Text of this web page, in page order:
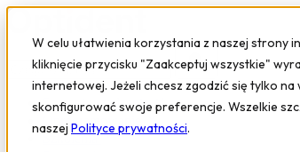
W celu ułatwienia korzystania z naszej strony
kliknięcie przycisku "Zaakceptuj wszystkie"
internetowej. Jeżeli chcesz zgodzić się tylko
skonfigurować swoje preferencje. Wszelkie
naszej Polityce prywatności.
Sprzęt i urządzenia
Oprogramowanie
Szkolenia